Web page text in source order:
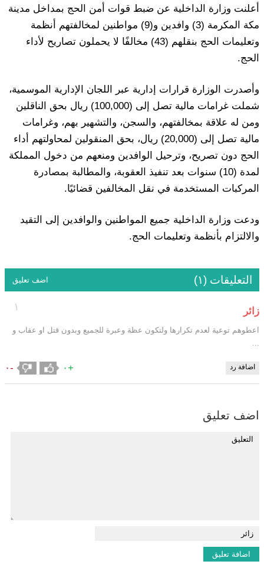
أعلنت وزارة الداخلية عن ضبط قوات أمن الحج بمداخل مدينة
مكة المكرمة (3) وافدين و(9) مواطنين لمخالفتهم أنظمة
وتعليمات الحج بنقلهم (43) مخالفًا لا يحملون تصاريح لأداء
الحج.
وأصدرت الوزارة قرارات إدارية عبر اللجان الإدارية الموسمية،
شملت غرامات مالية تصل إلى (100,000) ريال بحق الناقلين
ومن له علاقة بمخالفتهم، والسجن، والتشهير بهم، وغرامات
مالية تصل إلى (20,000) ريال، بحق المنقولين لمحاولتهم أداء
الحج دون تصريح، وترحيل الوافدين ومنعهم من دخول المملكة
لمدة (10) سنوات بعد تنفيذ العقوبة، والمطالبة بمصادرة
المركبات المستخدمة في نقل المخالفين قضائيًا.
ودعت وزارة الداخلية جميع المواطنين والوافدين إلى التقيد
والالتزام بأنظمة وتعليمات الحج.
التعليقات (١) اضف تعليق
١ زائر
اعطوهم توعية لعدم تكرارها ولتكون عظة وعبرة للجميع وبدون قتل او عقاب و
…
اضافة رد +٠ -٠
اضف تعليق